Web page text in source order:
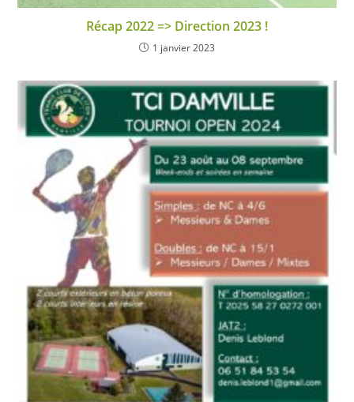
Récap 2022 => Direction 2023 !
1 janvier 2023